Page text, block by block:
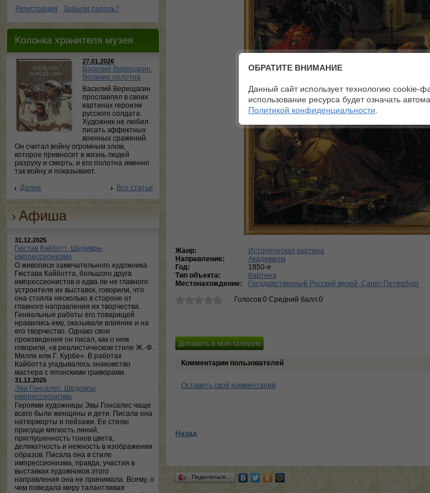
Регистрация
Забыли пароль?
Колонка хранителя музея
27.01.2026
Василий Верещагин.
Великие полотна
Василий Верещагин
прославлял в своих
картинах героизм
русского солдата.
Художник не любил
писать эффектных
военных сражений.
Он считал войну огромным злом,
которое привносит в жизнь людей
разруху и смерть, и его полотна именно
так войну и показывают.
Далее
Все статьи
Афиша
31.12.2025
Гюстав Кайботт. Шедевры
импрессионизма
О живописи замечательного художника
Гюстава Кайботта, большого друга
импрессионистов и едва ли не главного
устроителя их выставок, говорили, что
она стояла несколько в стороне от
главного направления их творчества.
Гениальные работы его товарищей
нравились ему, оказывали влияние и на
его творчество. Однако свои
произведения он писал, как о нем
говорили, «в реалистическом стиле Ж.-Ф.
Милле или Г. Курбе». В работах
Кайботта угадывалось знакомство
мастера с японскими гравюрами.
31.12.2025
Эва Гонсалес. Шедевры
импрессионизма
Героями художницы Эвы Гонсалес чаще
всего были женщины и дети. Писала она
натюрморты и пейзажи. Ее стилю
присущи мягкость линий,
приглушенность тонов цвета,
деликатность и нежность в изображении
образов. Писала она в стиле
импрессионизма, правда, участия в
выставках художников этого
направления она не принимала. Всему, о
чем поведала миру талантливая
Жанр:
Историческая картина
Направление:
Академизм
Год:
1850-е
Тип объекта:
Картина
Местонахождение:
Государственный Русский музей, Санкт-Петербург
Голосов:0 Средний балл:0
Комментарии пользователей
Оставить свой комментарий
Назад
Поделиться…
ОБРАТИТЕ ВНИМАНИЕ
Данный сайт использует технологию cookie-
использование ресурса будет означать
Политикой конфиденциальности